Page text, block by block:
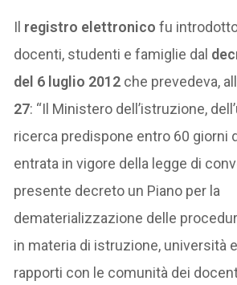
Il registro elettronico fu
docenti, studenti e famiglie dal
del 6 luglio 2012 che prevedeva,
27: “Il Ministero dell’istruzione,
ricerca predispone entro 60 giorni
entrata in vigore della legge di
presente decreto un Piano per la
dematerializzazione delle
in materia di istruzione, università
rapporti con le comunità dei